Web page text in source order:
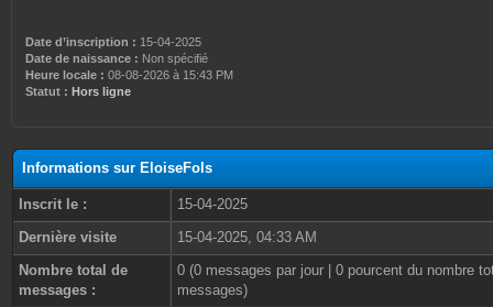
Date d’inscription : 15-04-2025
Date de naissance : Non spécifié
Heure locale : 08-08-2026 à 15:43 PM
Statut : Hors ligne
Informations sur EloiseFols
Inscrit le :
15-04-2025
Dernière visite
15-04-2025, 04:33 AM
Nombre total de
messages :
0 (0 messages par jour | 0 pourcent du nombre
messages)